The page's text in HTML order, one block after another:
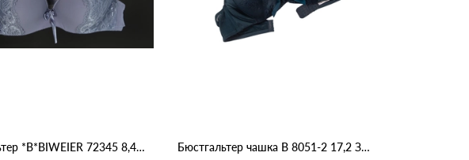
Бюстгальтер *B*BIWEIER 72345 8,4 Фіолетовий Бюстгальтер чашка B 8051-2 17,2 Зелений